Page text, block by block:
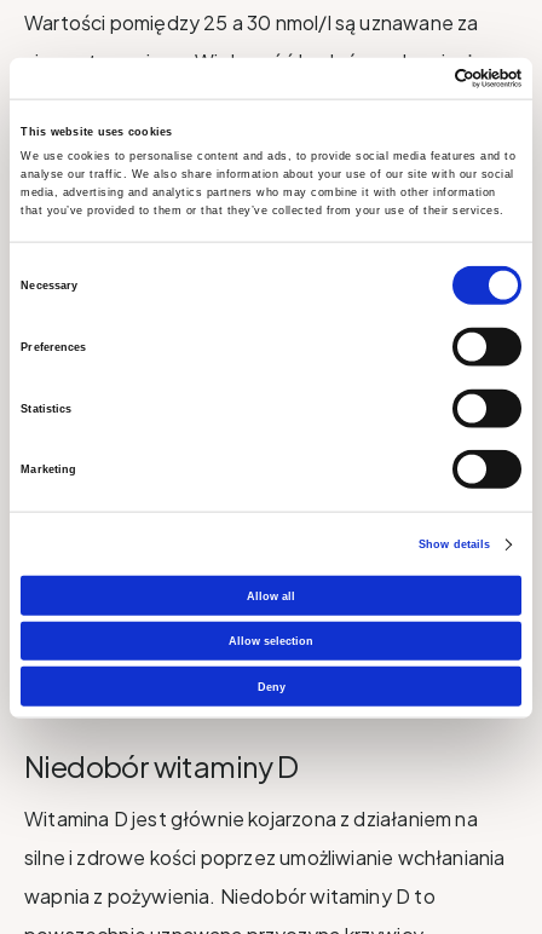
This website uses cookies
We use cookies to personalise content and ads, to provide social media features and to
analyse our traffic. We also share information about your use of our site with our social
media, advertising and analytics partners who may combine it with other information
that you’ve provided to them or that they’ve collected from your use of their services.
Necessary
Preferences
Statistics
Marketing
Show details
Allow all
Allow selection
Deny
Wartości pomiędzy 25 a 30 nmol/l są uznawane za
niewystarczające. Większość badań zgadza się, że
surowica 25(OH)D powinna wynosić ponad 50 nmol/l,
ale niektóre zalecają nawet wyższe poziomy. (np.
wyższe niż 75 lub nawet 250 nmol/l).
różnice dotyczące poziomu witaminy D i choć
wspierany jest pogląd, że wartości powyżej 150 nmol/l
mogą powodować efekty niepożądane, zwykle ludzie
odczuwają negatywne skutki dopiero przy
bardziej szczegółowa, ponieważ została
sformułowana bezpośrednio z uwzględnieniem tych
Niedobór witaminy D
Witamina D jest głównie kojarzona z działaniem na
silne i zdrowe kości poprzez umożliwianie wchłaniania
wapnia z pożywienia. Niedobór witaminy D to